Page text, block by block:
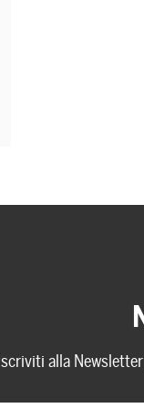
Iscriviti alla